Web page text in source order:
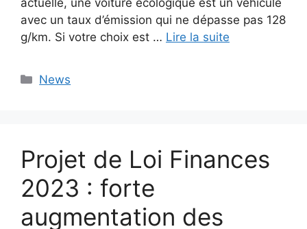
actuelle, une voiture écologique est un véhicule
avec un taux d’émission qui ne dépasse pas 128
g/km. Si votre choix est … Lire la suite
Catégories
News
Projet de Loi Finances
2023 : forte
augmentation des